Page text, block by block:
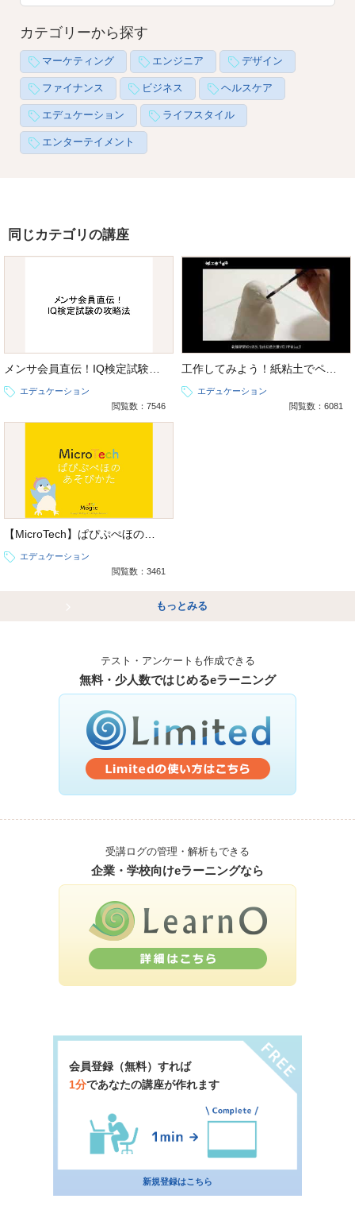
カテゴリーから探す
マーケティング エンジニア デザイン
ファイナンス ビジネス ヘルスケア
エデュケーション ライフスタイル
エンターテイメント
同じカテゴリの講座
エデュケーション
閲覧数：7546
エデュケーション
閲覧数：6081
エデュケーション
閲覧数：3461
もっとみる
テスト・アンケートも作成できる
無料・少人数ではじめるeラーニング
受講ログの管理・解析もできる
企業・学校向けeラーニングなら
会員登録（無料）すれば
1分であなたの講座が作れます
新規登録はこちら